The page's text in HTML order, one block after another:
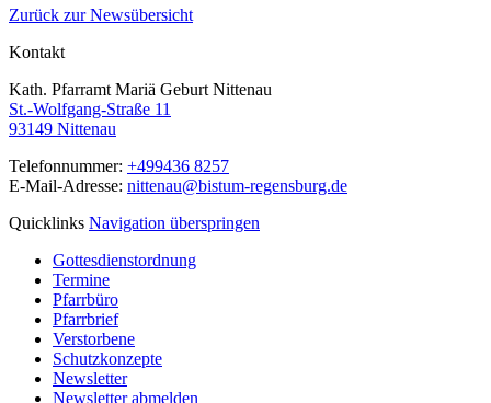
Zurück zur Newsübersicht
Kontakt
Kath. Pfarramt Mariä Geburt Nittenau
St.-Wolfgang-Straße 11
93149 Nittenau
Telefonnummer: +499436 8257
E-Mail-Adresse: nittenau@bistum-regensburg.de
Quicklinks Navigation überspringen
Gottesdienstordnung
Termine
Pfarrbüro
Pfarrbrief
Verstorbene
Schutzkonzepte
Newsletter
Newsletter abmelden